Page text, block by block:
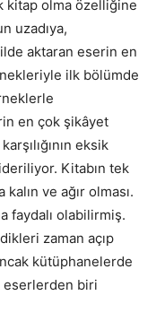
kitap olma özelliğine
uzadıya,
aktaran eserin en
ilk bölümde
en çok şikâyet
eksik
Kitabın tek
ve ağır olması.
faydalı olabilirmiş.
zaman açıp
kütüphanelerde
eserlerden biri